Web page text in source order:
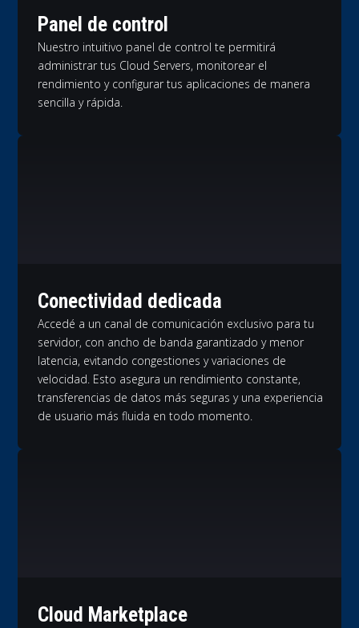
Panel de control
Nuestro intuitivo panel de control te permitirá
administrar tus Cloud Servers, monitorear el
rendimiento y configurar tus aplicaciones de manera
sencilla y rápida.
Conectividad dedicada
Accedé a un canal de comunicación exclusivo para tu
servidor, con ancho de banda garantizado y menor
latencia, evitando congestiones y variaciones de
velocidad. Esto asegura un rendimiento constante,
transferencias de datos más seguras y una experiencia
de usuario más fluida en todo momento.
Cloud Marketplace